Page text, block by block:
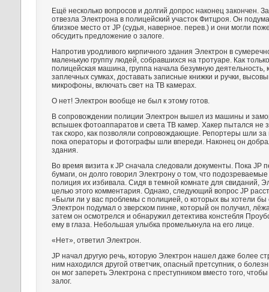
Ещё несколько вопросов и долгий допрос наконец закончен.
отвезла Электрона в полицейский участок Фитцроя. Он
близкое место от JP (судья, наверное. перев.) и они могли
обсудить предложение о залоге.
Напротив уродливого кирпичного здания Электрон в
маленькую группу людей, собравшихся на тротуаре. Как
полицейская машина, группа начала безумную деятельность,
заплечных сумках, доставать записные книжки и ручки,
микрофоны, включать свет на ТВ камерах.
О нет! Электрон вообще не был к этому готов.
В сопровождении полиции Электрон вышел из машины и
вспышек фотоаппаратов и света ТВ камер. Хакер пытался не
так скоро, как позволяли сопровождающие. Репортеры шли
пока операторы и фотографы шли впереди. Наконец он
здания.
Во время визита к JP сначала следовали документы. Пока JP
бумаги, он долго говорил Электрону о том, что
полиция их избивала. Сидя в темной комнате для свиданий,
целью этого комментария. Однако, следующий вопрос JP
«Были ли у вас проблемы с полицией, о которых вы хотели бы
Электрон подумал о зверском пинке, который он получил,
затем он осмотрелся и обнаружил детектива констебля
ему в глаза. Небольшая улыбка промелькнула на его лице.
«Нет», ответил Электрон.
JP начал другую речь, которую Электрон нашел даже более
ним находился другой ответчик, опасный претсупник, о
он мог запереть Электрона с преступником вместо того,
залог.